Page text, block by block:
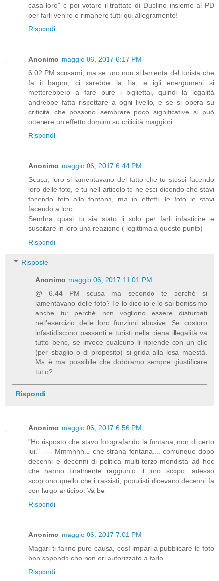
casa loro" e poi votare il trattato di Dublino insieme al PD
per farli venire e rimanere tutti qui allegramente!
Rispondi
Anonimo maggio 06, 2017 6:17 PM
6.02 PM scusami, ma se uno non si lamenta del turista che
fa il bagno, ci sarebbe la fila, e igli energumeni si
metterebbero a fare pure i bigliettai, quindi la legalità
andrebbe fatta rispettare a ogni livello, e se si opera su
criticità che possono sembrare poco significative si può
ottenere un effetto domino su criticità maggiori.
Rispondi
Anonimo maggio 06, 2017 6:44 PM
Scusa, loro si lamentavano del fatto che tu stessi facendo
loro delle foto, e tu nell articolo te ne esci dicendo che stavi
facendo foto alla fontana, ma in effetti, le foto le stavi
facendo a loro.
Sembra quasi tu sia stato li solo per farli infastidire e
suscitare in loro una reazione ( legittima a questo punto)
Rispondi
Risposte
Anonimo maggio 06, 2017 11:01 PM
@ 6.44 PM scusa ma secondo te perché si
lamentavano delle foto? Te lo dico io e lo sai benissimo
anche tu: perché non vogliono essere disturbati
nell'esercizio delle loro funzioni abusive. Se costoro
infastidiscono passanti e turisti nella piena illegalità va
tutto bene, se invece qualcuno li riprende con un clic
(per sbaglio o di proposito) si grida alla lesa maestà.
Ma è mai possibile che dobbiamo sempre giustificare
tutto?
Rispondi
Anonimo maggio 06, 2017 6:56 PM
"Ho risposto che stavo fotografando la fontana, non di certo
lui." ---- Mmmhhh... che strana fontana.... comunque dopo
decenni e decenni di politica multi-terzo-mondista ad hoc
che hanno finalmente raggiunto il loro scopo, adesso
scoprono quello che i rassisti, populisti dicevano decenni fa
con largo anticipo. Va be
Rispondi
Anonimo maggio 06, 2017 7:01 PM
Magari ti fanno pure causa, così impari a pubblicare le foto
ben sapendo che non eri autorizzato a farlo.
Rispondi